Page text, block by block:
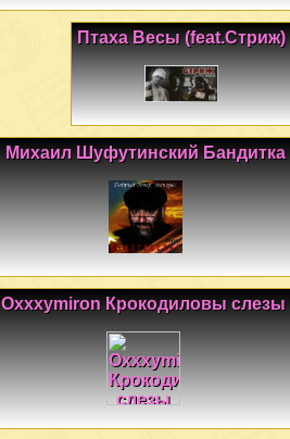
Птаха Весы (feat.Стриж)
Михаил Шуфутинский Бандитка
Oxxxymiron Крокодиловы слезы